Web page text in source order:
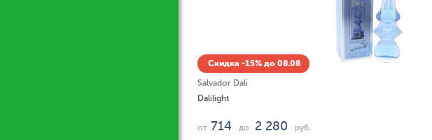
Скидка -15% до 08.08
Salvador Dali
Dalilight
от 714 до 2 280 руб.